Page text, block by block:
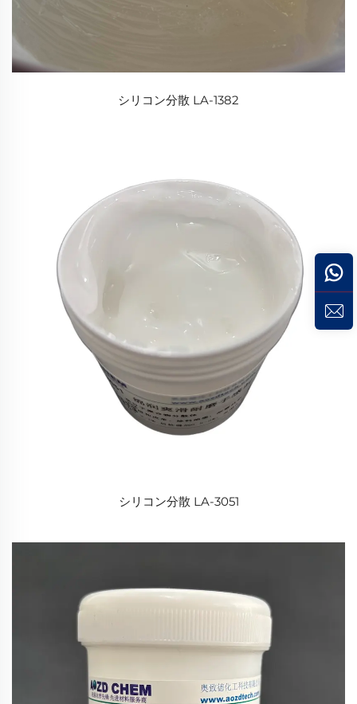
シリコン分散 LA-1382
シリコン分散 LA-3051